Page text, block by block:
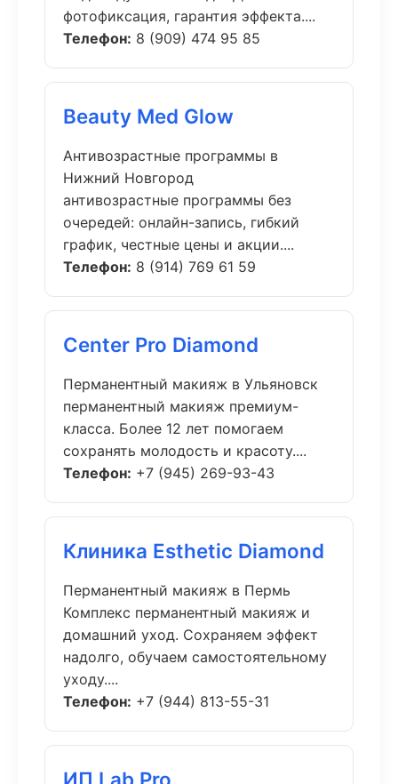
фотофиксация, гарантия эффекта....
Телефон: 8 (909) 474 95 85
Beauty Med Glow
Антивозрастные программы в
Нижний Новгород
антивозрастные программы без
очередей: онлайн-запись, гибкий
график, честные цены и акции....
Телефон: 8 (914) 769 61 59
Center Pro Diamond
Перманентный макияж в Ульяновск
перманентный макияж премиум-
класса. Более 12 лет помогаем
сохранять молодость и красоту....
Телефон: +7 (945) 269-93-43
Клиника Esthetic Diamond
Перманентный макияж в Пермь
Комплекс перманентный макияж и
домашний уход. Сохраняем эффект
надолго, обучаем самостоятельному
уходу....
Телефон: +7 (944) 813-55-31
ИП Lab Pro